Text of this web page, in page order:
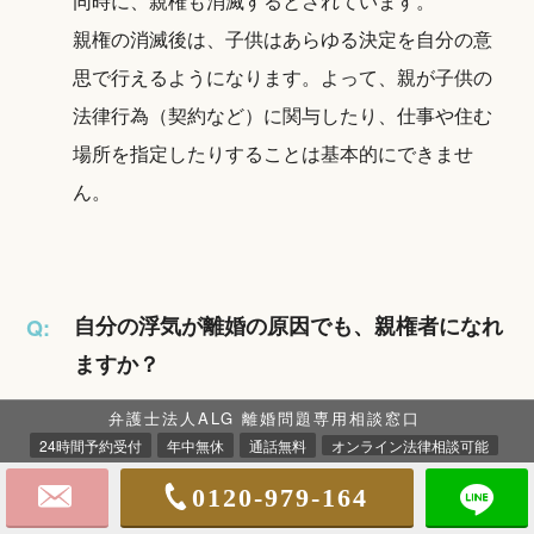
親権の消滅後は、子供はあらゆる決定を自分の意
思で行えるようになります。よって、親が子供の
法律行為（契約など）に関与したり、仕事や住む
場所を指定したりすることは基本的にできませ
ん。
Q:
自分の浮気が離婚の原因でも、親権者になれ
ますか？
A:
浮気した側でも、親権者になれる可能性はありま
す。というのも、親権と離婚原因は別問題であ
り、それぞれ切り離して判断されるためです。
弁護士法人ALG 離婚問題専用相談窓口
24時間予約受付 年中無休 通話無料 オンライン法律相談可能
0120-979-164